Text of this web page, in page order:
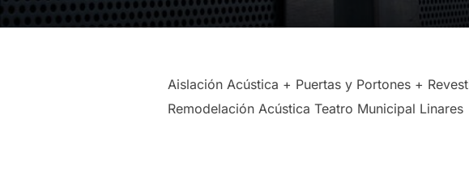
Aislación Acústica + Puertas y Portones +
Remodelación Acústica Teatro Municipal Linares